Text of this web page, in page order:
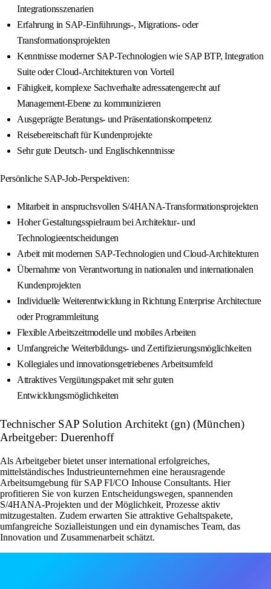
Integrationsszenarien
Erfahrung in SAP-Einführungs-, Migrations- oder
Transformationsprojekten
Kenntnisse moderner SAP-Technologien wie SAP BTP, Integration
Suite oder Cloud-Architekturen von Vorteil
Fähigkeit, komplexe Sachverhalte adressatengerecht auf
Management-Ebene zu kommunizieren
Ausgeprägte Beratungs- und Präsentationskompetenz
Reisebereitschaft für Kundenprojekte
Sehr gute Deutsch- und Englischkenntnisse
Persönliche SAP-Job-Perspektiven:
Mitarbeit in anspruchsvollen S/4HANA-Transformationsprojekten
Hoher Gestaltungsspielraum bei Architektur- und
Technologieentscheidungen
Arbeit mit modernen SAP-Technologien und Cloud-Architekturen
Übernahme von Verantwortung in nationalen und internationalen
Kundenprojekten
Individuelle Weiterentwicklung in Richtung Enterprise Architecture
oder Programmleitung
Flexible Arbeitszeitmodelle und mobiles Arbeiten
Umfangreiche Weiterbildungs- und Zertifizierungsmöglichkeiten
Kollegiales und innovationsgetriebenes Arbeitsumfeld
Attraktives Vergütungspaket mit sehr guten
Entwicklungsmöglichkeiten
Technischer SAP Solution Architekt (gn) (München)
Arbeitgeber: Duerenhoff
Als Arbeitgeber bietet unser international erfolgreiches,
mittelständisches Industrieunternehmen eine herausragende
Arbeitsumgebung für SAP FI/CO Inhouse Consultants. Hier
profitieren Sie von kurzen Entscheidungswegen, spannenden
S/4HANA-Projekten und der Möglichkeit, Prozesse aktiv
mitzugestalten. Zudem erwarten Sie attraktive Gehaltspakete,
umfangreiche Sozialleistungen und ein dynamisches Team, das
Innovation und Zusammenarbeit schätzt.